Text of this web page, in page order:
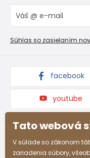
Vrátenie tovaru a
Reklamačný poriadok
Blog
Veľkoobchod PiDiLiDi
Kolekcie tovaru
Súhlas so zasielaním
facebook
youtube
Tato webová
V súlade so zákonom
zariadenia súbory,